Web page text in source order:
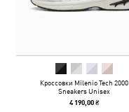
Кроссовки Milenio Tech 2000
Sneakers Unisex
4 190,00 ₴